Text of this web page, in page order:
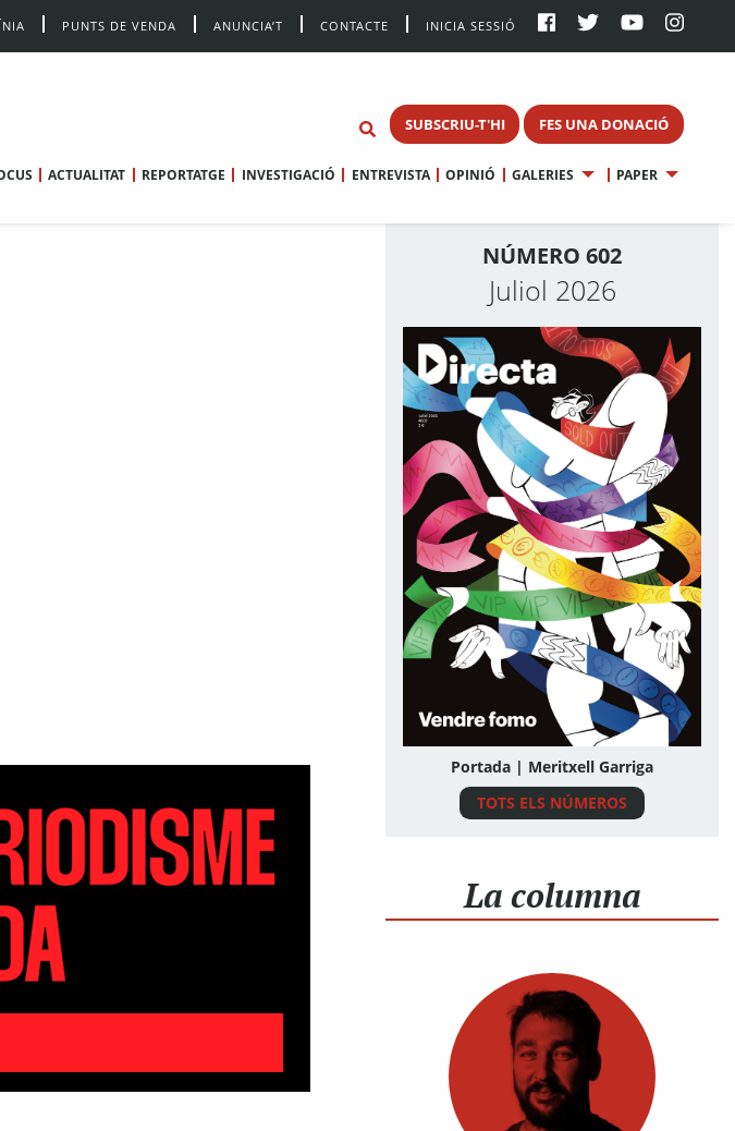
PUNTS DE VENDA ANUNCIA’T CONTACTE INICIA SESSIÓ
SUBSCRIU-T'HI FES UNA DONACIÓ
ACTUALITAT REPORTATGE INVESTIGACIÓ ENTREVISTA OPINIÓ GALERIES PAPER
NÚMERO 602
Juliol 2026
Portada | Meritxell Garriga
TOTS ELS NÚMEROS
La columna